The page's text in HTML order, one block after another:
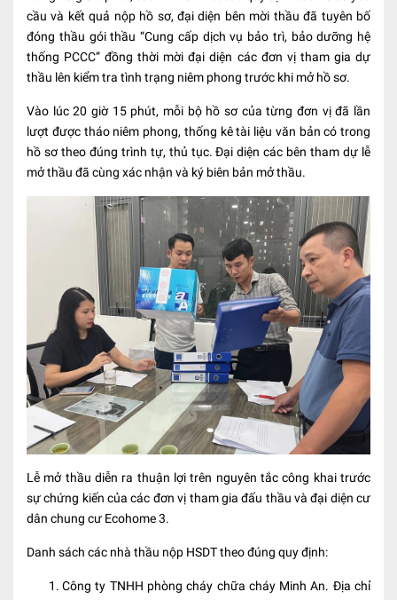
cầu và kết quả nộp hồ sơ, đại diện bên mời thầu đã tuyên bố
đóng thầu gói thầu “Cung cấp dịch vụ bảo trì, bảo dưỡng hệ
thống PCCC” đồng thời mời đại diện các đơn vị tham gia dự
thầu lên kiểm tra tình trạng niêm phong trước khi mở hồ sơ.
Vào lúc 20 giờ 15 phút, mỗi bộ hồ sơ của từng đơn vị đã lần
lượt được tháo niêm phong, thống kê tài liệu văn bản có trong
hồ sơ theo đúng trình tự, thủ tục. Đại diện các bên tham dự lễ
mở thầu đã cùng xác nhận và ký biên bản mở thầu.
Lễ mở thầu diễn ra thuận lợi trên nguyên tắc công khai trước
sự chứng kiến của các đơn vị tham gia đấu thầu và đại diện cư
dân chung cư Ecohome 3.
Danh sách các nhà thầu nộp HSDT theo đúng quy định:
Công ty TNHH phòng cháy chữa cháy Minh An. Địa chỉ